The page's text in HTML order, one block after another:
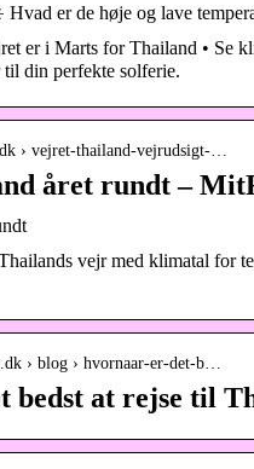
er de høje og lave
er i Marts for Thailand • Se
til din perfekte solferie.
› vejret-thailand-vejrudsigt-…
året rundt –
vejr med klimatal for
› blog › hvornaar-er-det-b…
bedst at rejse til